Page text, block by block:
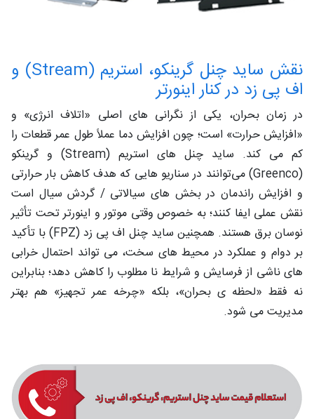
نقش ساید چنل‌ گرینکو، استریم (Stream) و
اف ‌پی ‌زد در کنار اینورتر
در زمان بحران، یکی از نگرانی ‌های اصلی «اتلاف انرژی» و
«افزایش حرارت» است؛ چون افزایش دما عملاً طول عمر قطعات را
کم می ‌کند. ساید چنل‌ های استریم (Stream) و گرینکو
(Greenco) می‌توانند در سناریو هایی که هدف کاهش بار حرارتی
و افزایش راندمان در بخش‌ های سیالاتی / گردش سیال است
نقش عملی ایفا کنند؛ به‌ خصوص وقتی موتور و اینورتر تحت تأثیر
نوسان برق هستند. همچنین ساید چنل اف ‌پی ‌زد (FPZ) با تأکید
بر دوام و عملکرد در محیط ‌های سخت، می ‌تواند احتمال خرابی
‌های ناشی از فرسایش و شرایط نا مطلوب را کاهش دهد؛ بنابراین
نه فقط «لحظه ‌ی بحران»، بلکه «چرخه عمر تجهیز» هم بهتر
مدیریت می ‌شود.